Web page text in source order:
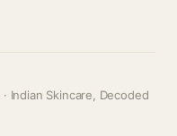
Indian Skincare, Decoded